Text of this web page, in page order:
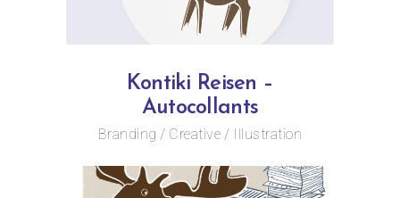
Kontiki Reisen –
Autocollants
Branding Creative Illustration